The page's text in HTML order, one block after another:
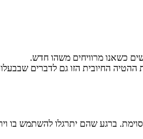
כשאנו מרוויחים משהו חדש.
ההטיה החיובית הזו גם לדברים
ברגע שהם יתרגלו להשתמש בו